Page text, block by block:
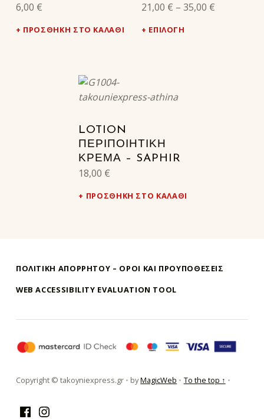
6,00 €
ΠΡΟΣΘΉΚΗ ΣΤΟ ΚΑΛΆΘΙ
21,00 € – 35,00 €
ΕΠΙΛΟΓΉ
LOTION
ΠΕΡΙΠΟΙΗΤΙΚΉ
ΚΡΈΜΑ – SAPHIR
18,00 €
ΠΡΟΣΘΉΚΗ ΣΤΟ ΚΑΛΆΘΙ
ΠΟΛΙΤΙΚΗ ΑΠΟΡΡΗΤΟΥ – ΌΡΟΙ ΚΑΙ ΠΡΟΥΠΟΘΕΣΕΙΣ
WEB ACCESSIBILITY EVALUATION TOOL
τακούνι εξπρές αθήνα-takoyni
Copyright © takoyniexpress.gr • byMagicWeb • To the top ↑ •
FacebookInstagram